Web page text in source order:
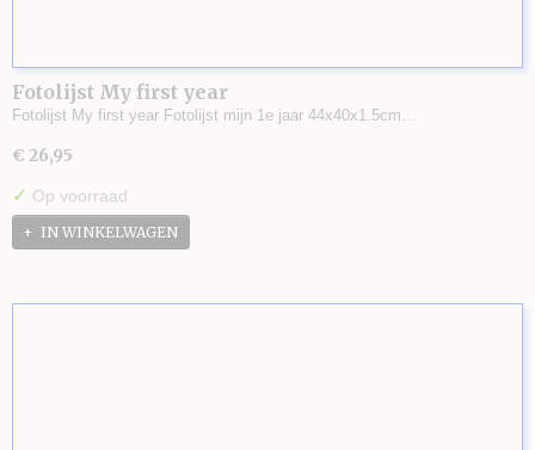
Fotolijst My first year
Fotolijst My first year Fotolijst mijn 1e jaar 44x40x1.5cm…
€ 26,95
✓ Op voorraad
IN WINKELWAGEN